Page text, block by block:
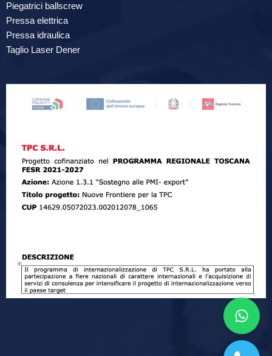
Piegatrici ballscrew
Pressa elettrica
Pressa idraulica
Taglio Laser Dener